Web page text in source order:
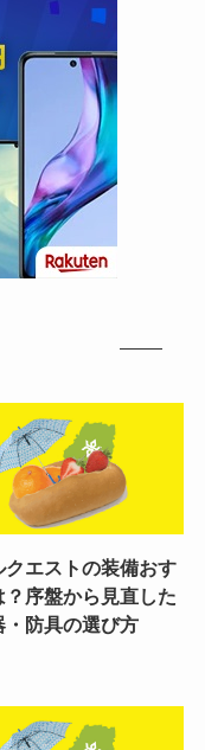
クエストの装備おす
？序盤から見直した
・防具の選び方